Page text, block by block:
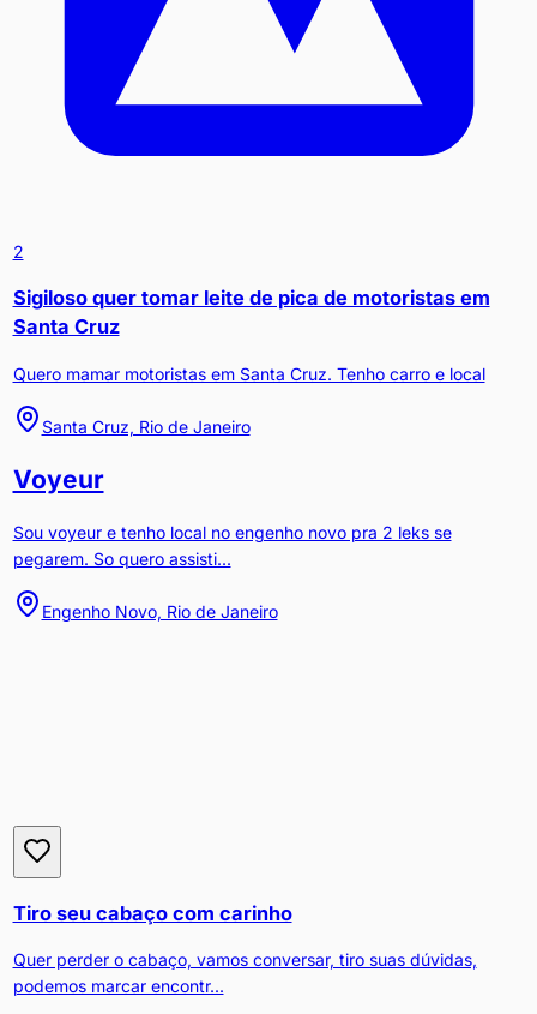
2
Sigiloso quer tomar leite de pica de motoristas em
Santa Cruz
Quero mamar motoristas em Santa Cruz. Tenho carro e local
Santa Cruz, Rio de Janeiro
Voyeur
Sou voyeur e tenho local no engenho novo pra 2 leks se
pegarem. So quero assisti...
Engenho Novo, Rio de Janeiro
Tiro seu cabaço com carinho
Quer perder o cabaço, vamos conversar, tiro suas dúvidas,
podemos marcar encontr...